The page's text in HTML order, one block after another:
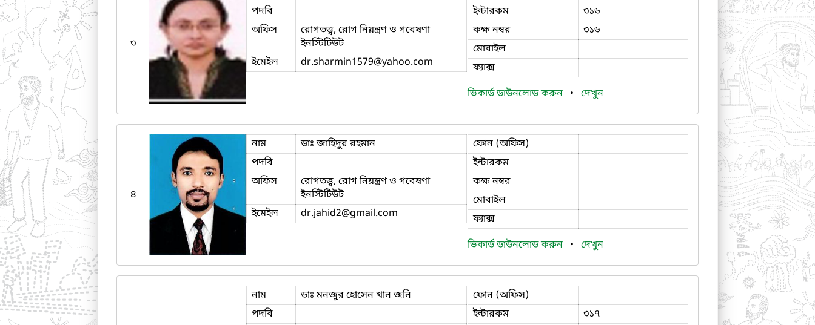
৩
পদবি
অফিস
রোগতত্ত্ব, রোগ নিয়ন্ত্রণ ও গবেষণা
ইনস্টিটিউট
ইমেইল
dr.sharmin1579@yahoo.com
ইন্টারকম
৩১৬
কক্ষ নম্বর
৩১৬
মোবাইল
ফ্যাক্স
ভিকার্ড ডাউনলোড করুন • দেখুন
৪
নাম
ডাঃ জাহিদুর রহমান
পদবি
অফিস
রোগতত্ত্ব, রোগ নিয়ন্ত্রণ ও গবেষণা
ইনস্টিটিউট
ইমেইল
dr.jahid2@gmail.com
ফোন (অফিস)
ইন্টারকম
কক্ষ নম্বর
মোবাইল
ফ্যাক্স
ভিকার্ড ডাউনলোড করুন • দেখুন
নাম
ডাঃ মনজুর হোসেন খান জনি
পদবি
ফোন (অফিস)
ইন্টারকম
৩১৭